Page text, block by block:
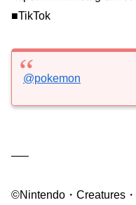
■TikTok
@pokemon
—–
©Nintendo・Creatures